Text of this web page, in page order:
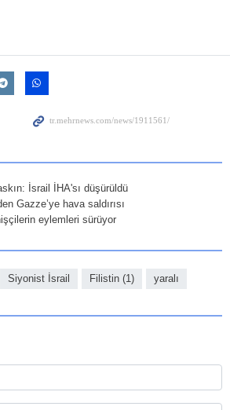
İsrail İHA'sı düşürüldü
Gazze’ye hava saldırısı
eylemleri sürüyor
Siyonist İsrail Filistin (1) yaralı